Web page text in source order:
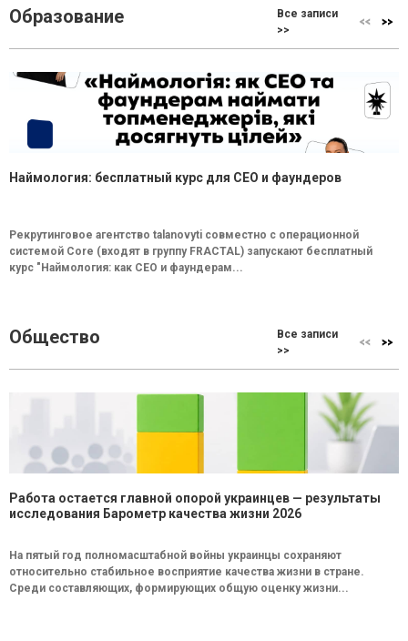
Образование
Все записи
>>
Наймология: бесплатный курс для CEO и фаундеров
Рекрутинговое агентство talanovyti совместно с операционной
системой Core (входят в группу FRACTAL) запускают бесплатный
курс "Наймология: как СEO и фаундерам...
Общество
Все записи
>>
Работа остается главной опорой украинцев — результаты
исследования Барометр качества жизни 2026
На пятый год полномасштабной войны украинцы сохраняют
относительно стабильное восприятие качества жизни в стране.
Среди составляющих, формирующих общую оценку жизни...